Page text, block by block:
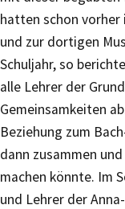
hatten schon vorher
und zur dortigen
Schuljahr, so
alle Lehrer der
Gemeinsamkeiten
Beziehung zum
dann zusammen
machen könnte. Im
und Lehrer der